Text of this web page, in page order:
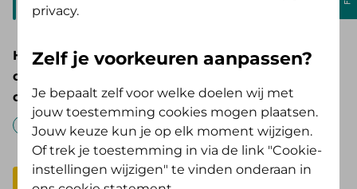
Heeft u toestemming van ons gekregen voor
de overnachtingskosten die u wilt
declareren?
Nee
Volgende
privacy.
Zelf je voorkeuren aanpassen?
Je bepaalt zelf voor welke doelen wij met
jouw toestemming cookies mogen plaatsen.
Jouw keuze kun je op elk moment wijzigen.
Of trek je toestemming in via de link "Cookie-
instellingen wijzigen" te vinden onderaan in